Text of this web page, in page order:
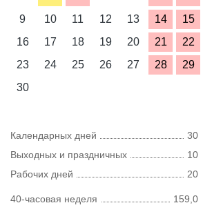
9
10 11 12 13 14
15
16
17 18 19 20 21
22
23
24 25 26 27 28
29
30
Календарных дней
30
Выходных и праздничных
10
Рабочих дней
20
40-часовая неделя
159,0